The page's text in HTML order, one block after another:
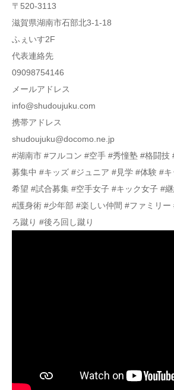
〒520-3113
滋賀県湖南市石部北3-1-18
ふぇいす2F
代表連絡先
09098754146
メールアドレス
info@shudoujuku.com
携帯アドレス
shudoujuku@docomo.ne.jp
#湖南市 #フルコン #空手 #秀憧塾 #格闘技
募集中 #キッズ #ジュニア #見学 #体験 #
希望 #試合募集 #空手女子 #キック女子 #
#護身術 #少年部 #楽しい仲間 #ファミリ
ろ蹴り #後ろ回し蹴り